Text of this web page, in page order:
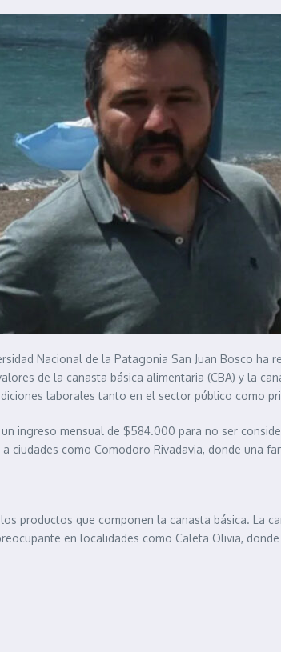
Nacional de la Patagonia San Juan Bosco
de la canasta básica alimentaria (CBA) y la
laborales tanto en el sector público como
ingreso mensual de $584.000 para no ser
como Comodoro Rivadavia, donde una
productos que componen la canasta básica. La
en localidades como Caleta Olivia,